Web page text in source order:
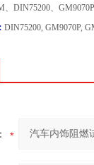
、DIN75200、
DIN75200, GM9070P,